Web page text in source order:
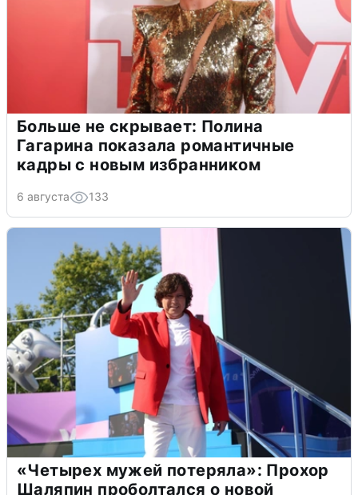
Больше не скрывает: Полина
Гагарина показала романтичные
кадры с новым избранником
6 августа 133
«Четырех мужей потеряла»: Прохор
Шаляпин проболтался о новой